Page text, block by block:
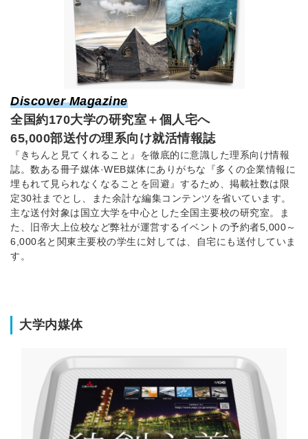
Discover Magazine
全国約170大学の研究室＋個人宅へ
65,000部送付の理系向け就活情報誌
『きちんと見てくれること』を徹底的に意識した理系向け情報
誌。数ある冊子媒体·WEB媒体にありがちな『多くの企業情報に
埋もれて見られなくなることを回避』するため、掲載社数は限
定30社までとし、また余計な編集コンテンツを省いています。
主な送付対象は国立大学を中心とした全国主要校の研究室。ま
た、旧帝大上位校など弊社が運営するイベントの予約者5,000～
6,000名と関東主要校の学生に対しては、自宅にも送付していま
す。
大学内媒体